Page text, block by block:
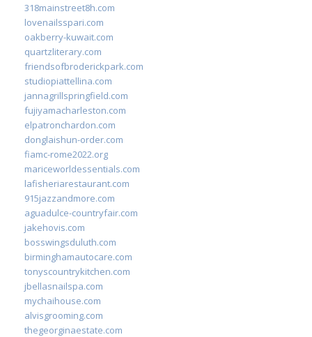
318mainstreet8h.com
lovenailsspari.com
oakberry-kuwait.com
quartzliterary.com
friendsofbroderickpark.com
studiopiattellina.com
jannagrillspringfield.com
fujiyamacharleston.com
elpatronchardon.com
donglaishun-order.com
fiamc-rome2022.org
mariceworldessentials.com
lafisheriarestaurant.com
915jazzandmore.com
aguadulce-countryfair.com
jakehovis.com
bosswingsduluth.com
birminghamautocare.com
tonyscountrykitchen.com
jbellasnailspa.com
mychaihouse.com
alvisgrooming.com
thegeorginaestate.com